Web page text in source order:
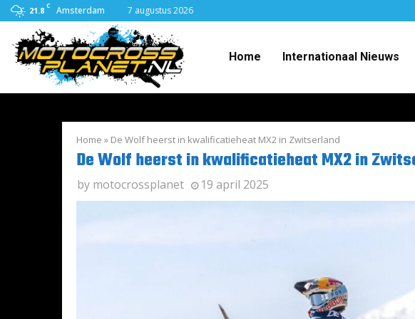
21.8 C Amsterdam 7 augustus 2026
Home Internationaal Nieuws
Home » De Wolf heerst in kwalificatieheat MX2 in Zwitserland
De Wolf heerst in kwalificatieheat MX2 in
by motocrossplanet 19 april 2025